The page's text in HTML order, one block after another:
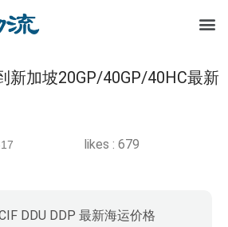
新加坡20GP/40GP/40HC最新
likes : 679
DDU DDP 最新海运价格